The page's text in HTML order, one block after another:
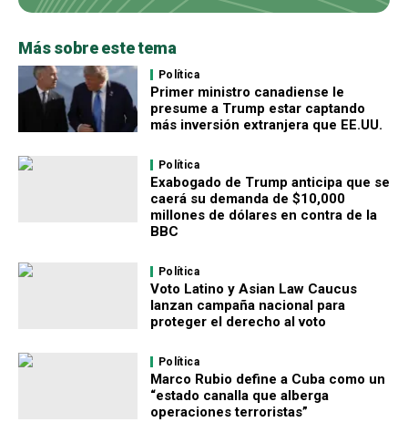
Más sobre este tema
Política
Primer ministro canadiense le
presume a Trump estar captando
más inversión extranjera que EE.UU.
Política
Exabogado de Trump anticipa que se
caerá su demanda de $10,000
millones de dólares en contra de la
BBC
Política
Voto Latino y Asian Law Caucus
lanzan campaña nacional para
proteger el derecho al voto
Política
Marco Rubio define a Cuba como un
“estado canalla que alberga
operaciones terroristas”